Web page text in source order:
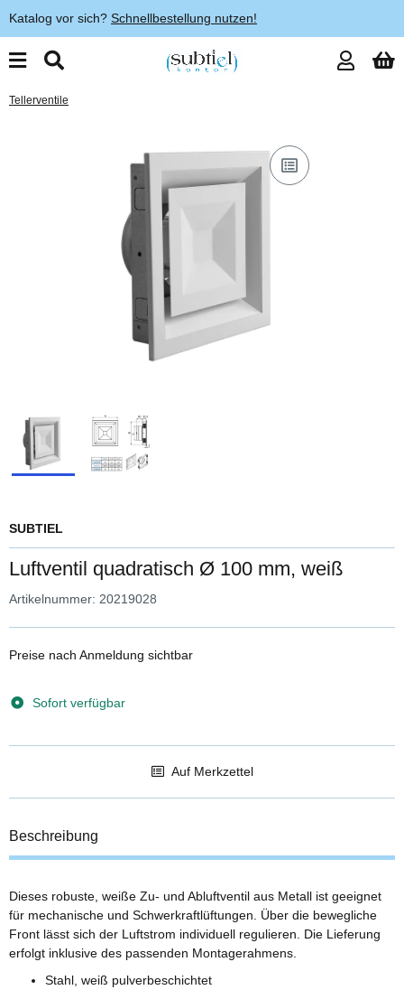
Katalog vor sich? Schnellbestellung nutzen!
Tellerventile
SUBTIEL
Luftventil quadratisch Ø 100 mm, weiß
Artikelnummer: 20219028
Preise nach Anmeldung sichtbar
Sofort verfügbar
Auf Merkzettel
Beschreibung
Dieses robuste, weiße Zu- und Abluftventil aus Metall ist geeignet
für mechanische und Schwerkraftlüftungen. Über die bewegliche
Front lässt sich der Luftstrom individuell regulieren. Die Lieferung
erfolgt inklusive des passenden Montagerahmens.
Stahl, weiß pulverbeschichtet